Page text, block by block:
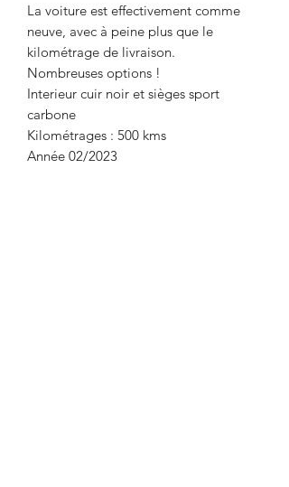
La voiture est effectivement comme
neuve, avec à peine plus que le
kilométrage de livraison.
Nombreuses options !
Interieur cuir noir et sièges sport
carbone
Kilométrages : 500 kms
Année 02/2023